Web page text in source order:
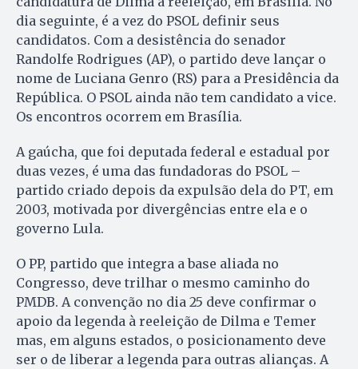
dia seguinte, é a vez do PSOL definir seus
candidatos. Com a desistência do senador
Randolfe Rodrigues (AP), o partido deve lançar o
nome de Luciana Genro (RS) para a Presidência da
República. O PSOL ainda não tem candidato a vice.
Os encontros ocorrem em Brasília.
A gaúcha, que foi deputada federal e estadual por
duas vezes, é uma das fundadoras do PSOL –
partido criado depois da expulsão dela do PT, em
2003, motivada por divergências entre ela e o
governo Lula.
O PP, partido que integra a base aliada no
Congresso, deve trilhar o mesmo caminho do
PMDB. A convenção no dia 25 deve confirmar o
apoio da legenda à reeleição de Dilma e Temer
mas, em alguns estados, o posicionamento deve
ser o de liberar a legenda para outras alianças. A